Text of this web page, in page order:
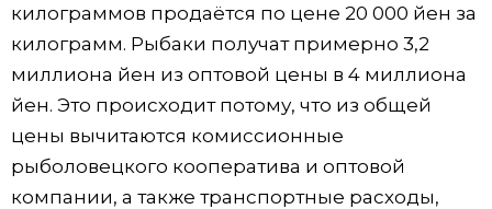
килограммов продаётся по цене 20 000 йен за
килограмм. Рыбаки получат примерно 3,2
миллиона йен из оптовой цены в 4 миллиона
йен. Это происходит потому, что из общей
цены вычитаются комиссионные
рыболовецкого кооператива и оптовой
компании, а также транспортные расходы,